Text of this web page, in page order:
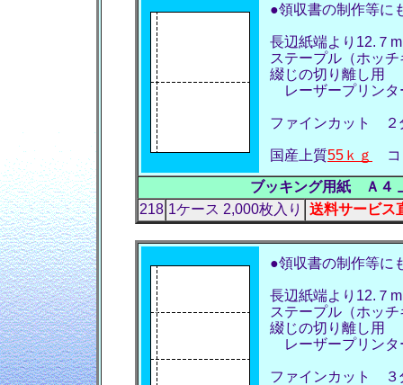
●領収書の制作等に
長辺紙端より12.７
ステープル（ホッ
綴じの切り離し用
レーザープリンタ
ファインカット ２
国産上質55ｋｇ コ
ブッキング用紙 Ａ４
218 1ケース 2,000枚入り 送料サービス
●領収書の制作等に
長辺紙端より12.７
ステープル（ホッ
綴じの切り離し用
レーザープリンタ
ファインカット ３